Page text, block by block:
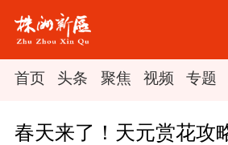
首页 头条 聚焦 视频 专题
春天来了！天元赏花攻